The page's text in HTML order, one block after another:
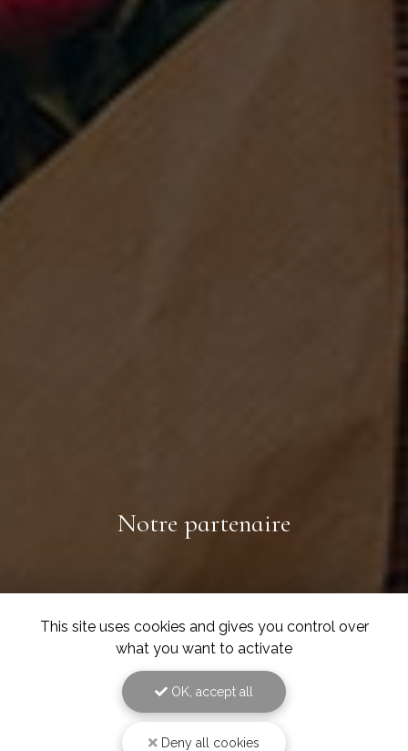
Notre partenaire
This site uses cookies and gives you control over
what you want to activate
OK, accept all
Deny all cookies